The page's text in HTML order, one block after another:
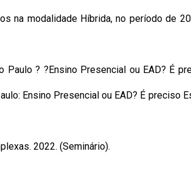
na modalidade Híbrida, no período de
? ?Ensino Presencial ou EAD? É
Ensino Presencial ou EAD? É preciso
2022. (Seminário).